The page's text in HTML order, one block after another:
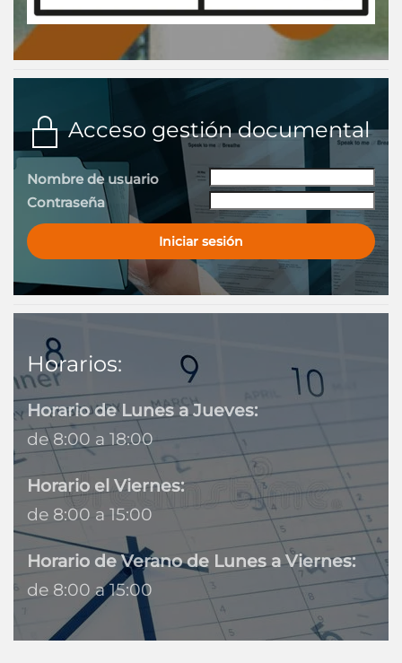
Acceso gestión documental
Nombre de usuario
Contraseña
Iniciar sesión
Horarios:
Horario de Lunes a Jueves:
de 8:00 a 18:00
Horario el Viernes:
de 8:00 a 15:00
Horario de Verano de Lunes a Viernes:
de 8:00 a 15:00